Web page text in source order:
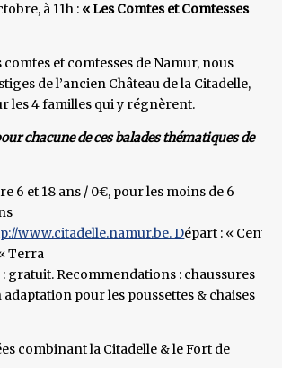
à 11h : « Les Comtes et Comtesses
comtes et comtesses de Namur, nous
de l’ancien Château de la Citadelle,
les 4 familles qui y régnèrent.
chacune de ces balades thématiques de
6 et 18 ans / 0€, pour les moins de 6
www.citadelle.namur.be. Départ : « Centre
Terra
gratuit. Recommendations : chaussures
pour les poussettes & chaises
combinant la Citadelle & le Fort de